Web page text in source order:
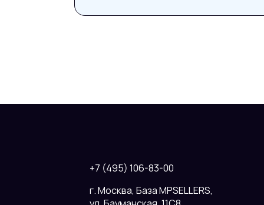
+7 (495) 106-83-00
г. Москва, База MPSELLERS,